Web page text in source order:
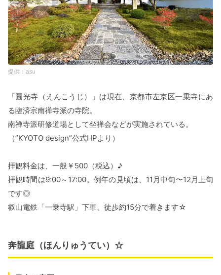
asu
「圓光寺（えんこうじ）」は現在、京都市左京区一乗寺にあ
る臨済宗南禅寺派の寺院。
南禅寺派研修道場として坐禅会などが実施されている。
（”KYOTO design”公式HPより）
拝観料金は、一般￥500（税込）♪
拝観時間は9:00～17:00。例年の見頃は、11月中旬〜12月上旬
です◎
叡山電鉄「一乗寺駅」下車、徒歩約15分で着きます☆
奔龍庭（ほんりゅうてい）☆